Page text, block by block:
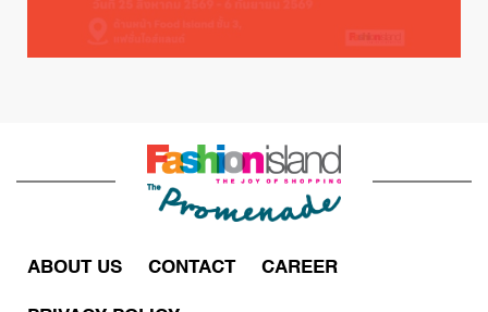
ABOUT US CONTACT CAREER